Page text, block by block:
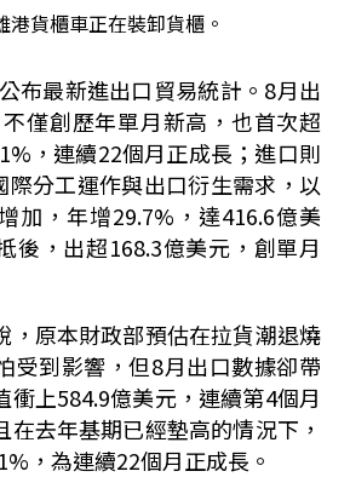
港貨櫃車正在裝卸貨櫃。
公布最新進出口貿易統計。 8月出
僅創歷年單月新高，也首次超
，連續22個月正成長；進口則
際分工運作與出口衍生需求，以
加，年增29.7% ，達416.6億美
後，出超168.3億美元，創單月
，原本財政部預估在拉貨潮退燒
受到影響，但8月出口數據卻帶
衝上584.9億美元，連續第4個月
在去年基期已經墊高的情況下，
，為連續22個月正成長。